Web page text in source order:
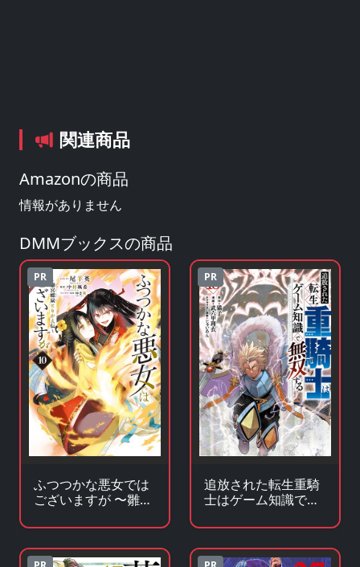
関連商品
Amazonの商品
情報がありません
DMMブックスの商品
PR
ふつつかな悪女では
ございますが 〜雛宮
PR
追放された転生重騎
士はゲーム知識で無